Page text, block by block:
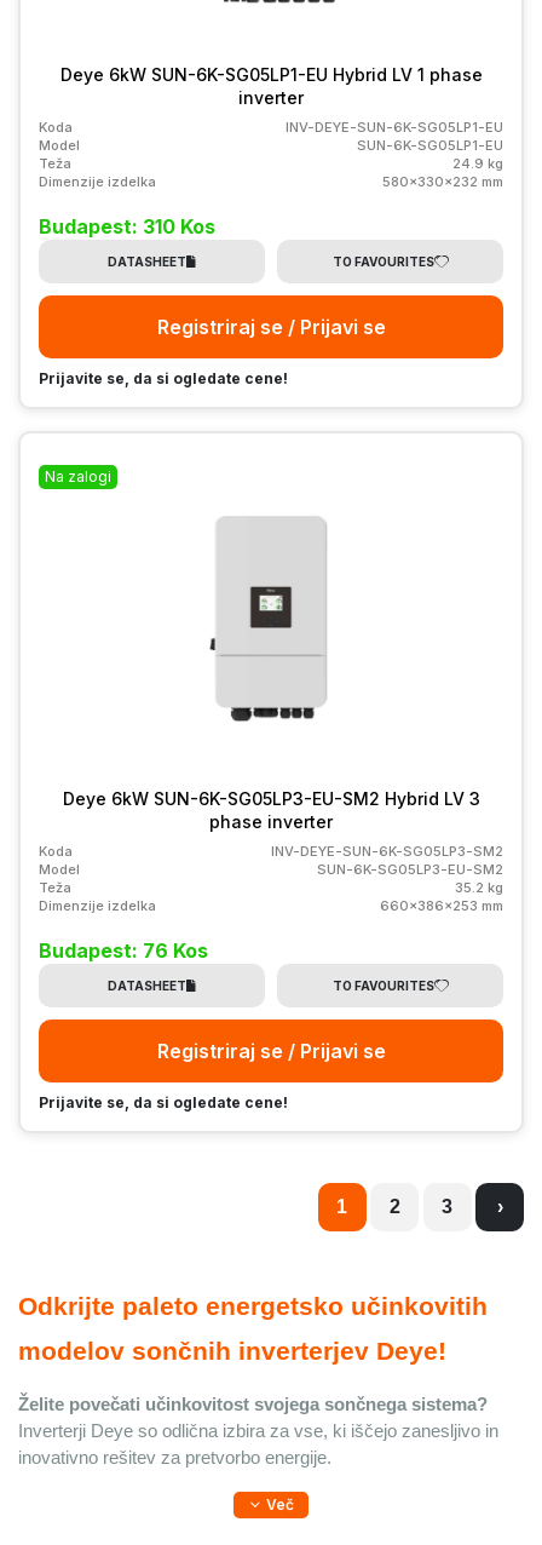
Deye 6kW SUN-6K-SG05LP1-EU Hybrid LV 1 phase
inverter
Koda
INV-DEYE-SUN-6K-SG05LP1-EU
Model
SUN-6K-SG05LP1-EU
Teža
24.9 kg
Dimenzije izdelka
580x330x232 mm
Budapest: 310 Kos
DATASHEET TO FAVOURITES
Registriraj se / Prijavi se
Prijavite se, da si ogledate cene!
Na zalogi
Deye 6kW SUN-6K-SG05LP3-EU-SM2 Hybrid LV 3
phase inverter
Koda
INV-DEYE-SUN-6K-SG05LP3-SM2
Model
SUN-6K-SG05LP3-EU-SM2
Teža
35.2 kg
Dimenzije izdelka
660x386x253 mm
Budapest: 76 Kos
DATASHEET TO FAVOURITES
Registriraj se / Prijavi se
Prijavite se, da si ogledate cene!
1 2 3 ›
Odkrijte paleto energetsko učinkovitih
modelov sončnih inverterjev Deye!
Želite povečati učinkovitost svojega sončnega sistema?
Inverterji Deye so odlična izbira za vse, ki iščejo zanesljivo in
inovativno rešitev za pretvorbo energije.
Več